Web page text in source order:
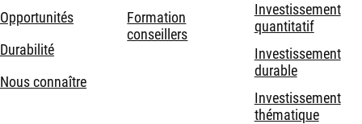
Opportunités
Durabilité
Nous connaître
Formation
conseillers
Investissement
quantitatif
Investissement
durable
Investissement
thématique